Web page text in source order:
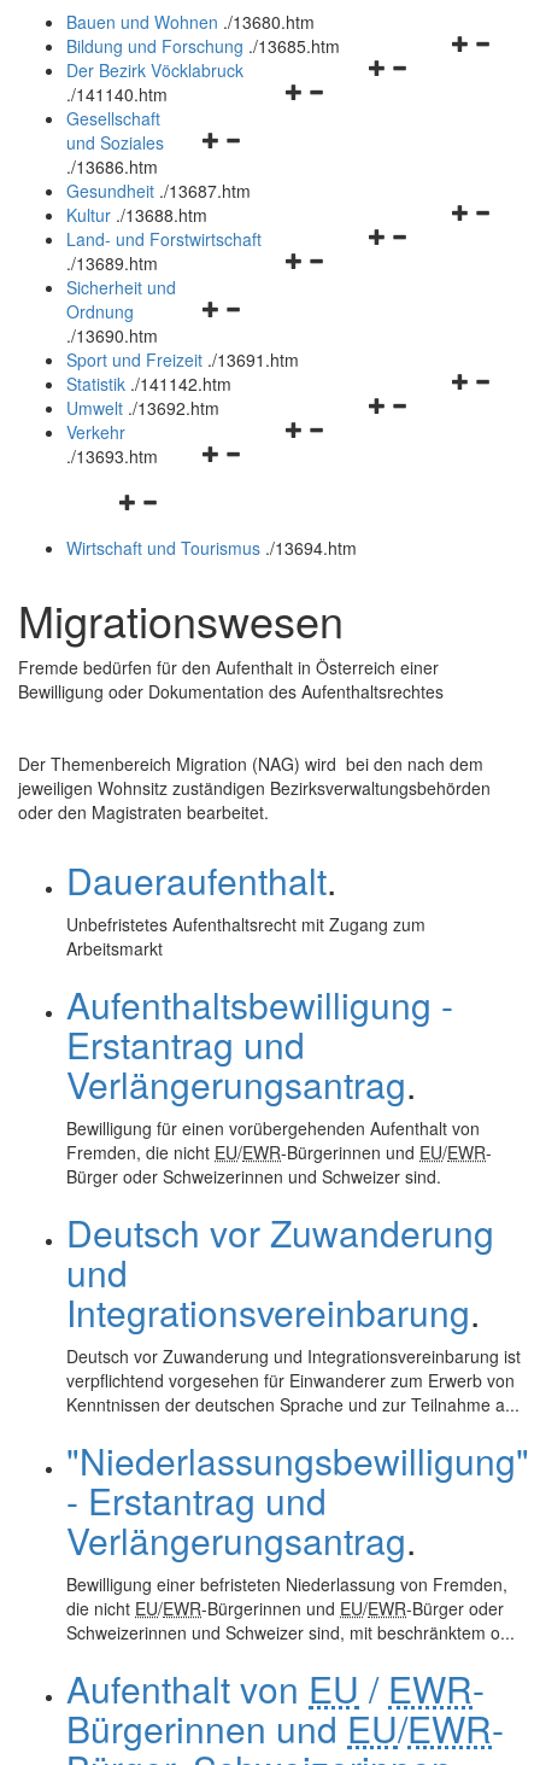
Bauen und Wohnen ./13680.htm
Navigationsmenü
Bildung und Forschung ./13685.htm
Navigationsmenü
Der Bezirk Vöcklabruck
./141140.htm
Navigationsmenü
und
schließen
Gesellschaft
und Soziales
./13686.htm
Gesundheit ./13687.htm
Navigationsmenü
Kultur ./13688.htm
Navigationsmenü
Land- und Forstwirtschaft
./13689.htm
Navigationsmenü
und
schließen
Sicherheit und
Ordnung
./13690.htm
Sport und Freizeit ./13691.htm
Navigationsmenü
Statistik ./141142.htm
Navigationsmenü
Umwelt ./13692.htm
Navigationsmenü
Verkehr
./13693.htm
Navigationsmenü
und
Wirtschaft und Tourismus ./13694.htm
Migrationswesen
Fremde bedürfen für den Aufenthalt in Österreich einer
Bewilligung oder Dokumentation des Aufenthaltsrechtes
Der Themenbereich Migration (NAG) wird bei den nach dem
jeweiligen Wohnsitz zuständigen Bezirksverwaltungsbehörden
oder den Magistraten bearbeitet.
Daueraufenthalt.
Unbefristetes Aufenthaltsrecht mit Zugang zum
Arbeitsmarkt
Aufenthaltsbewilligung -
Erstantrag und
Verlängerungsantrag.
Bewilligung für einen vorübergehenden Aufenthalt von
Fremden, die nicht EU/EWR-Bürgerinnen und EU/EWR-
Bürger oder Schweizerinnen und Schweizer sind.
Deutsch vor Zuwanderung
und
Integrationsvereinbarung.
Deutsch vor Zuwanderung und Integrationsvereinbarung ist
verpflichtend vorgesehen für Einwanderer zum Erwerb von
Kenntnissen der deutschen Sprache und zur Teilnahme a...
"Niederlassungsbewilligung"
- Erstantrag und
Verlängerungsantrag.
Bewilligung einer befristeten Niederlassung von Fremden,
die nicht EU/EWR-Bürgerinnen und EU/EWR-Bürger oder
Schweizerinnen und Schweizer sind, mit beschränktem o...
Aufenthalt von EU / EWR-
Bürgerinnen und EU/EWR-